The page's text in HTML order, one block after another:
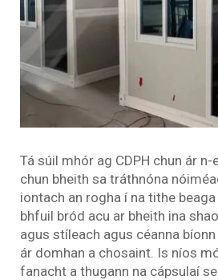
Tá súil mhór ag CDPH chun ár
chun bheith sa tráthnóna
iontach an rogha í na tithe
bhfuil bród acu ar bheith ina
agus stíleach agus céanna
ár domhan a chosaint. Is níos
fanacht a thugann na cápsulaí